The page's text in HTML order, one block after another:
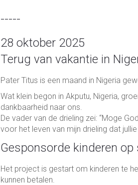
-----
28 oktober 2025
Terug van vakantie in
Pater Titus is een maand in Nigeria
Wat klein begon in Akputu, Nigeria,
dankbaarheid naar ons.
De vader van de drieling zei: “Moge
voor het leven van mijn drieling dat
Gesponsorde kinderen op
Het project is gestart om kinderen te
kunnen betalen.